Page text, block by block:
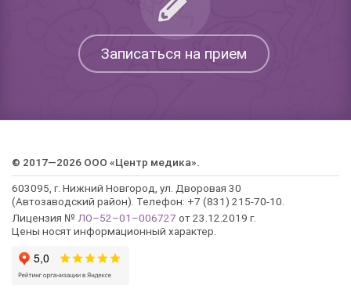
Записаться на прием
© 2017—2026 ООО «Центр медика».
603095, г. Нижний Новгород, ул. Дворовая 30
(Автозаводский район). Телефон: +7 (831) 215-70-10.
Лицензия № ЛО–52–01–006727 от 23.12.2019 г.
Цены носят информационный характер.